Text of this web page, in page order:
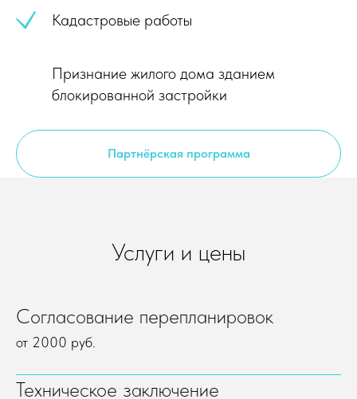
Кадастровые работы
Признание жилого дома зданием
блокированной застройки
Партнёрская программа
Услуги и цены
Согласование перепланировок
от 2000 руб.
Техническое заключение